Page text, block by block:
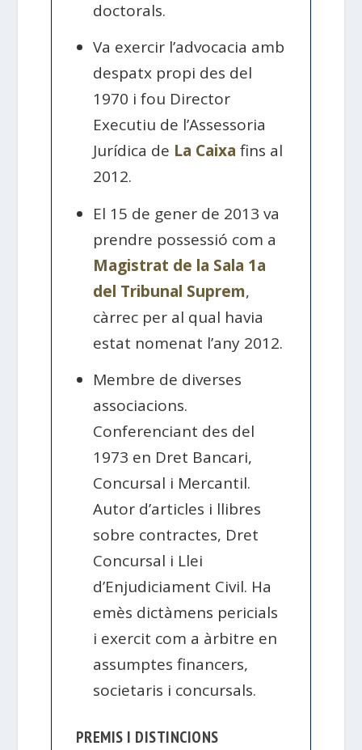
doctorals.
Va exercir l’advocacia amb
despatx propi des del
1970 i fou Director
Executiu de l’Assessoria
Jurídica de La Caixa fins al
2012.
El 15 de gener de 2013 va
prendre possessió com a
Magistrat de la Sala 1a
del Tribunal Suprem,
càrrec per al qual havia
estat nomenat l’any 2012.
Membre de diverses
associacions.
Conferenciant des del
1973 en Dret Bancari,
Concursal i Mercantil.
Autor d’articles i llibres
sobre contractes, Dret
Concursal i Llei
d’Enjudiciament Civil. Ha
emès dictàmens pericials
i exercit com a àrbitre en
assumptes financers,
societaris i concursals.
PREMIS I DISTINCIONS